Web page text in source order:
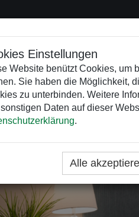
Einstellungen
Website benützt Cookies, um
Sie haben die Möglichkeit,
zu unterbinden. Weitere
Daten auf dieser
.
Alle
KATEGORIEN